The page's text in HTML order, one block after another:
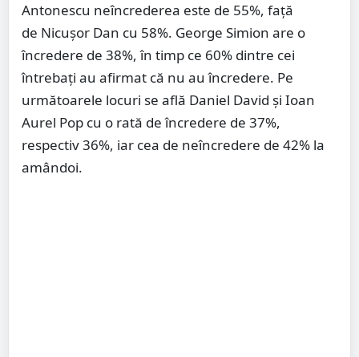
Antonescu neîncrederea este de 55%, față
de Nicușor Dan cu 58%. George Simion are o
încredere de 38%, în timp ce 60% dintre cei
întrebați au afirmat că nu au încredere. Pe
următoarele locuri se află Daniel David și Ioan
Aurel Pop cu o rată de încredere de 37%,
respectiv 36%, iar cea de neîncredere de 42% la
amândoi.